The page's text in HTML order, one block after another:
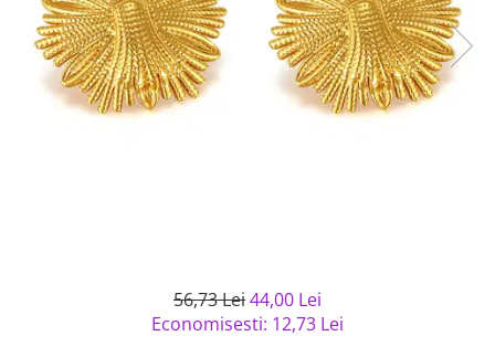
semipretioase
Bijuterii argint placat cu aur
Bijuterii argint cu diverse
materiale
Bijuterii de Lux
Bijuterii gotice si rock
Bijuterii Handmade
Solutii si lavete de curatare
56,73 Lei44,00 Lei
Economisesti: 12,73 Lei